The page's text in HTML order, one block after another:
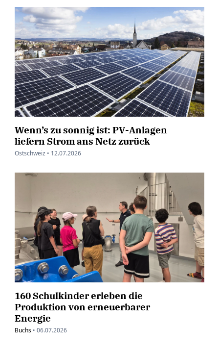
Wenn’s zu sonnig ist: PV-Anlagen
liefern Strom ans Netz zurück
Ostschweiz • 12.07.2026
160 Schulkinder erleben die
Produktion von erneuerbarer
Energie
Buchs • 06.07.2026